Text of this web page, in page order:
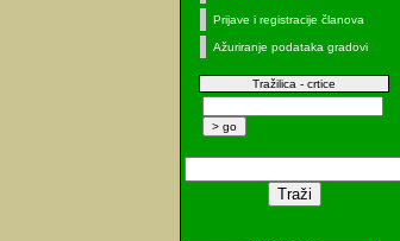
Prijave i registracije članova
Ažuriranje podataka gradovi
Tražilica - crtice